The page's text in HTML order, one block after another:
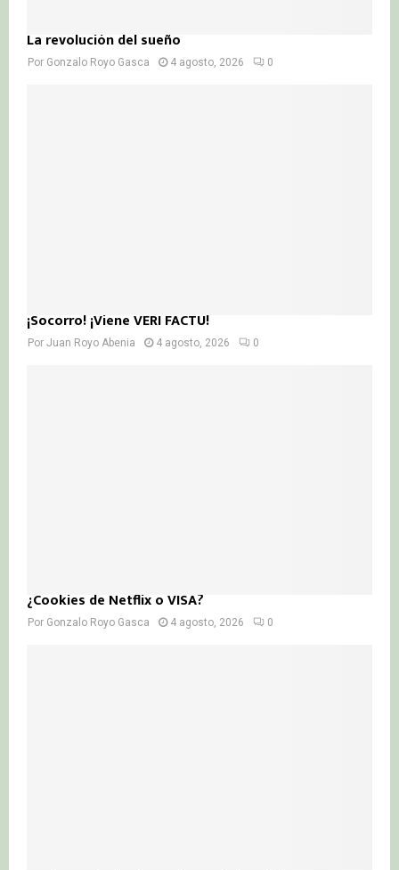
La revolución del sueño
Por Gonzalo Royo Gasca 4 agosto, 2026 0
¡Socorro! ¡Viene VERI FACTU!
Por Juan Royo Abenia 4 agosto, 2026 0
¿Cookies de Netflix o VISA?
Por Gonzalo Royo Gasca 4 agosto, 2026 0